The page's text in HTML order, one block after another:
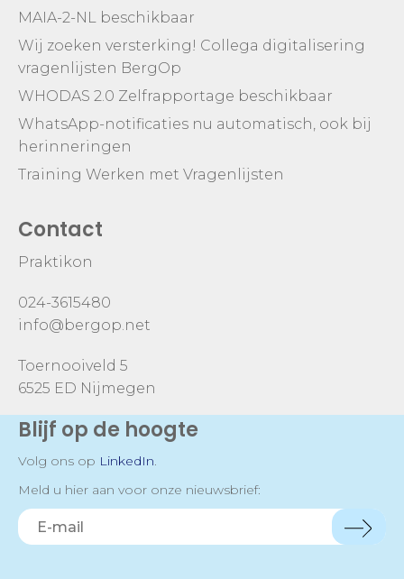
MAIA-2-NL beschikbaar
Wij zoeken versterking! Collega digitalisering
vragenlijsten BergOp
WHODAS 2.0 Zelfrapportage beschikbaar
WhatsApp-notificaties nu automatisch, ook bij
herinneringen
Training Werken met Vragenlijsten
Contact
Praktikon
024-3615480
info@bergop.net
Toernooiveld 5
6525 ED Nijmegen
Blijf op de hoogte
Volg ons op LinkedIn.
Meld u hier aan voor onze nieuwsbrief: